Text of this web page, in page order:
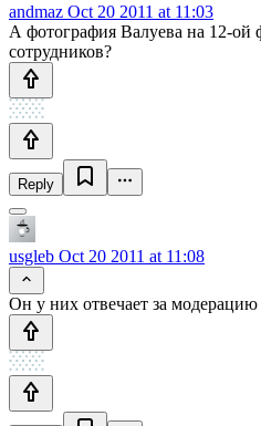
andmaz Oct 20 2011 at 11:03
А фотография Валуева на 12-ой
сотрудников?
Reply
usgleb Oct 20 2011 at 11:08
Он у них отвечает за